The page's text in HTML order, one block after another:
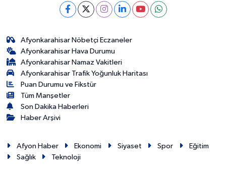
Afyonkarahisar Nöbetçi Eczaneler
Afyonkarahisar Hava Durumu
Afyonkarahisar Namaz Vakitleri
Afyonkarahisar Trafik Yoğunluk Haritası
Puan Durumu ve Fikstür
Tüm Manşetler
Son Dakika Haberleri
Haber Arşivi
Afyon Haber Ekonomi Siyaset Spor
Eğitim
Sağlık
Teknoloji